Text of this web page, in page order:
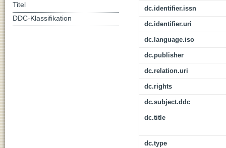
dc.identifier.issn
dc.identifier.uri
dc.language.iso
dc.publisher
dc.relation.uri
dc.rights
dc.subject.ddc
dc.title
dc.type
Titel
DDC-Klassifikation